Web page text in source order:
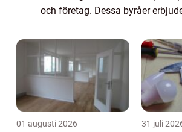
och företag. Dessa byråer
01 augusti 2026 31 juli